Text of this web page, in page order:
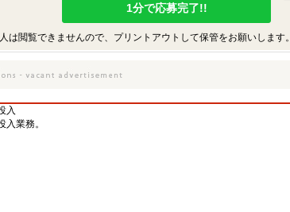
1分で応募完了!!
は閲覧できませんので、プリントアウトして保管をお願いします。
入
業務。